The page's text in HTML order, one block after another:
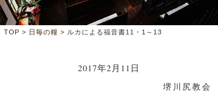
TOP > 日毎の糧 > ルカによる福音書11・1～13
2017年2月11日
堺川尻教会